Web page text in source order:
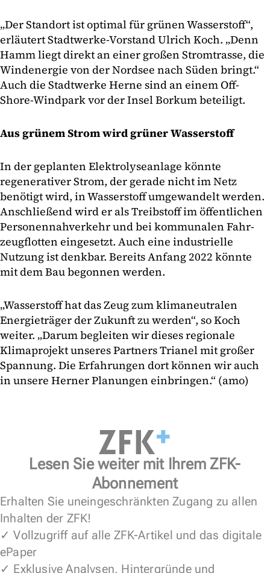
„Der Standort ist optimal für grünen Wasserstoff“,
erläutert Stadtwerke-Vorstand Ulrich Koch. „Denn
Hamm liegt direkt an einer großen Stromtrasse, die
Windenergie von der Nordsee nach Süden bringt.“
Auch die Stadtwerke Herne sind an einem Off-
Shore-Windpark vor der Insel Borkum beteiligt.
Aus grünem Strom wird grüner Wasserstoff
In der geplanten Elektrolyseanlage könnte
regenerativer Strom, der gerade nicht im Netz
benötigt wird, in Wasserstoff umgewandelt werden.
Anschließend wird er als Treibstoff im öffentlichen
Personennahverkehr und bei kommunalen Fahr-
zeugflotten eingesetzt. Auch eine industrielle
Nutzung ist denkbar. Bereits Anfang 2022 könnte
mit dem Bau begonnen werden.
„Wasserstoff hat das Zeug zum klimaneutralen
Energieträger der Zukunft zu werden“, so Koch
weiter. „Darum begleiten wir dieses regionale
Klimaprojekt unseres Partners Trianel mit großer
Spannung. Die Erfahrungen dort können wir auch
in unsere Herner Planungen einbringen.“ (amo)
Lesen Sie weiter mit Ihrem ZFK-
Abonnement
Erhalten Sie uneingeschränkten Zugang zu allen
Inhalten der ZFK!
✓ Vollzugriff auf alle ZFK-Artikel und das digitale
ePaper
✓ Exklusive Analysen, Hintergründe und